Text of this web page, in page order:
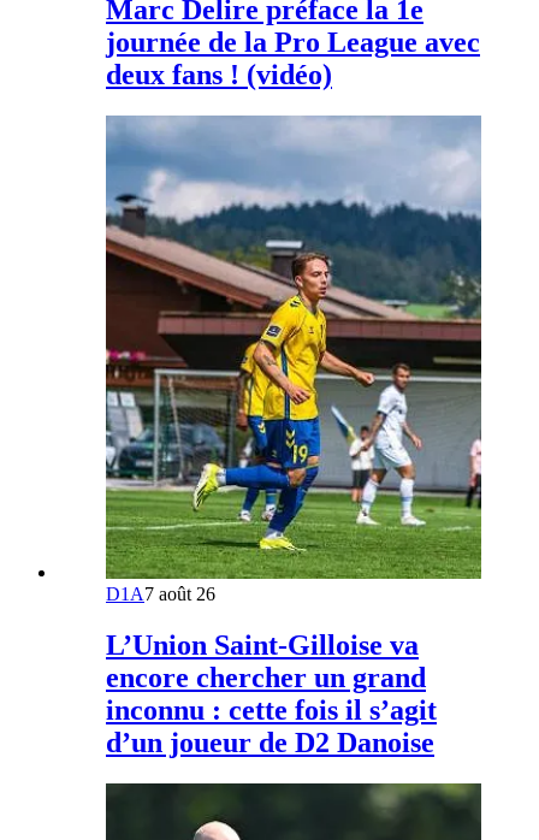
Marc Delire préface la 1e
journée de la Pro League avec
deux fans ! (vidéo)
D1A7 août 26
L’Union Saint-Gilloise va
encore chercher un grand
inconnu : cette fois il s’agit
d’un joueur de D2 Danoise